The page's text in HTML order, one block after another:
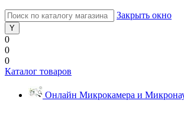
Закрыть окно
0
0
0
Каталог товаров
Онлайн Микрокамера и